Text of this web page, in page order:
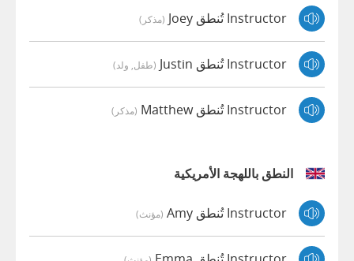
Instructor تُنطق Joey (مذكر)
Instructor تُنطق Justin (طفل, ولد)
Instructor تُنطق Matthew (مذكر)
النطق باللهجة الأمريكية
Instructor تُنطق Amy (مؤنث)